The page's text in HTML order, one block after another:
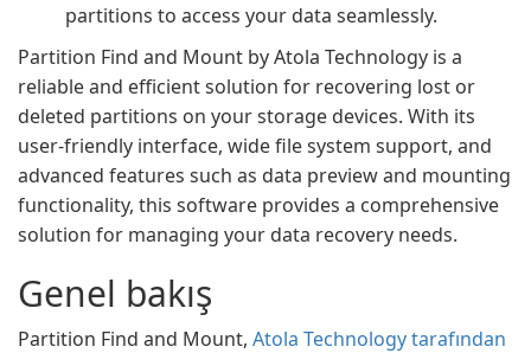
partitions to access your data seamlessly.
Partition Find and Mount by Atola Technology is a
reliable and efficient solution for recovering lost or
deleted partitions on your storage devices. With its
user-friendly interface, wide file system support, and
advanced features such as data preview and mounting
functionality, this software provides a comprehensive
solution for managing your data recovery needs.
Genel bakış
Partition Find and Mount, Atola Technology tarafından